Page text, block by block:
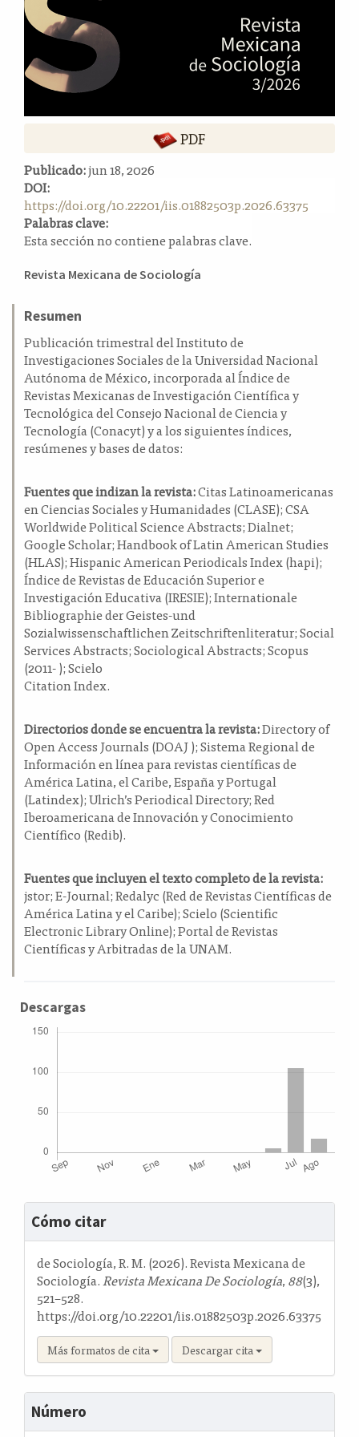
l
t
e
a
PDF
Publicado:jun 18, 2026
DOI:
https://doi.org/10.22201/iis.01882503p.2026.63375
Palabras clave:
Esta sección no contiene palabras clave.
Contenido
del
artículo
Revista Mexicana de Sociología
Resumen
Publicación trimestral del Instituto de
Investigaciones Sociales de la Universidad Nacional
Autónoma de México, incorporada al Índice de
Revistas Mexicanas de Investigación Científica y
Tecnológica del Consejo Nacional de Ciencia y
Tecnología (Conacyt) y a los siguientes índices,
resúmenes y bases de datos:
Fuentes que indizan la revista:Citas Latinoamericanas
en Ciencias Sociales y Humanidades (CLASE); CSA
Worldwide Political Science Abstracts; Dialnet;
Google Scholar; Handbook of Latin American Studies
(HLAS); Hispanic American Periodicals Index (hapi);
Índice de Revistas de Educación Superior e
Investigación Educativa (IRESIE); Internationale
Bibliographie der Geistes-und
Sozialwissenschaftlichen Zeitschriftenliteratur; Social
Services Abstracts; Sociological Abstracts; Scopus
(2011- ); Scielo
Citation Index.
Directorios donde se encuentra la revista:Directory of
Open Access Journals (DOAJ ); Sistema Regional de
Información en línea para revistas científicas de
América Latina, el Caribe, España y Portugal
(Latindex); Ulrich’s Periodical Directory; Red
Iberoamericana de Innovación y Conocimiento
Científico (Redib).
Fuentes que incluyen el texto completo de la revista:
jstor; E-Journal; Redalyc (Red de Revistas Científicas de
América Latina y el Caribe); Scielo (Scientific
Electronic Library Online); Portal de Revistas
Científicas y Arbitradas de la UNAM.
Descargas
Detalles
del
artículo
Cómo citar
de Sociología, R. M. (2026). Revista Mexicana de
Sociología.Revista Mexicana De Sociología,88(3),
521–528.
https://doi.org/10.22201/iis.01882503p.2026.63375
Más formatos de cita Descargar cita
Número